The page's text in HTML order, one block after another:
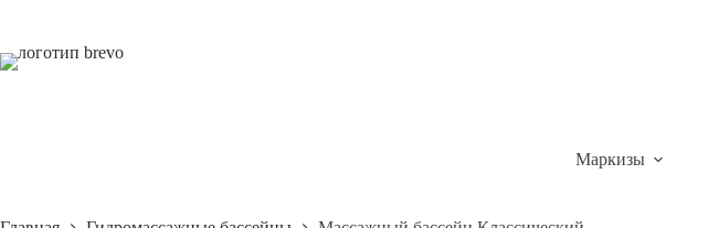
сути
Маркизы